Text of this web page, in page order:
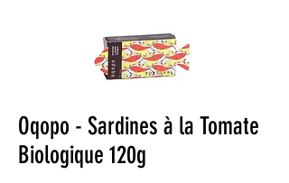
Oqopo - Sardines à la Tomate
Biologique 120g